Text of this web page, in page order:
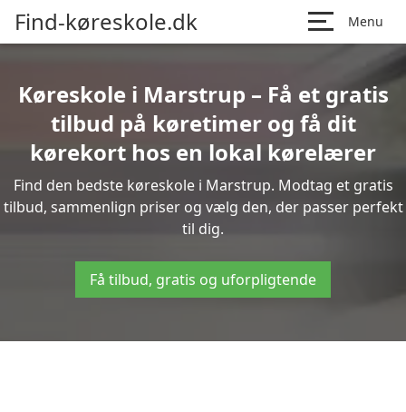
Find-køreskole.dk Menu
Køreskole i Marstrup – Få et gratis
tilbud på køretimer og få dit
kørekort hos en lokal kørelærer
Find den bedste køreskole i Marstrup. Modtag et gratis
tilbud, sammenlign priser og vælg den, der passer perfekt
til dig.
Få tilbud, gratis og uforpligtende